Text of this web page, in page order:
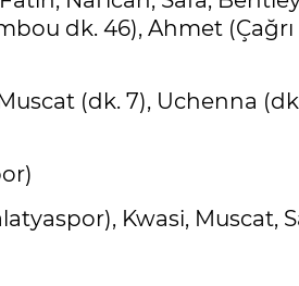
dk. 46), Ahmet
(dk. 7), Uchenna
Kwasi, Muscat,